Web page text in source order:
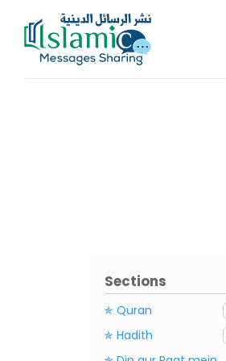
content
Sections
✯ Quran
✯ Hadith